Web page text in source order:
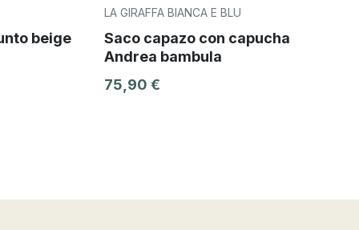
beige
LA GIRAFFA BIANCA E BLU
Saco capazo con capucha
Andrea bambula
75,90 €